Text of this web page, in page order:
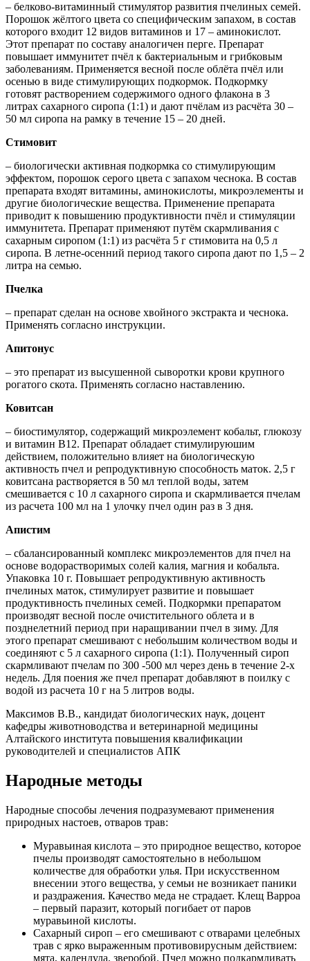
– белково-витаминный стимулятор развития пчелиных семей.
Порошок жёлтого цвета со специфическим запахом, в состав
которого входит 12 видов витаминов и 17 – аминокислот.
Этот препарат по составу аналогичен перге. Препарат
повышает иммунитет пчёл к бактериальным и грибковым
заболеваниям. Применяется весной после облёта пчёл или
осенью в виде стимулирующих подкормок. Подкормку
готовят растворением содержимого одного флакона в 3
литрах сахарного сиропа (1:1) и дают пчёлам из расчёта 30 –
50 мл сиропа на рамку в течение 15 – 20 дней.
Стимовит
– биологически активная подкормка со стимулирующим
эффектом, порошок серого цвета с запахом чеснока. В состав
препарата входят витамины, аминокислоты, микроэлементы и
другие биологические вещества. Применение препарата
приводит к повышению продуктивности пчёл и стимуляции
иммунитета. Препарат применяют путём скармливания с
сахарным сиропом (1:1) из расчёта 5 г стимовита на 0,5 л
сиропа. В летне-осенний период такого сиропа дают по 1,5 – 2
литра на семью.
Пчелка
– препарат сделан на основе хвойного экстракта и чеснока.
Применять согласно инструкции.
Апитонус
– это препарат из высушенной сыворотки крови крупного
рогатого скота. Применять согласно наставлению.
Ковитсан
– биостимулятор, содержащий микроэлемент кобальт, глюкозу
и витамин В12. Препарат обладает стимулируюшим
действием, положительно влияет на биологическую
активность пчел и репродуктивную способность маток. 2,5 г
ковитсана растворяется в 50 мл теплой воды, затем
смешивается с 10 л сахарного сиропа и скармливается пчелам
из расчета 100 мл на 1 улочку пчел один раз в 3 дня.
Апистим
– сбалансированный комплекс микроэлементов для пчел на
основе водорастворимых солей калия, магния и кобальта.
Упаковка 10 г. Повышает репродуктивную активность
пчелиных маток, стимулирует развитие и повышает
продуктивность пчелиных семей. Подкормки препаратом
производят весной после очистительного облета и в
позднелетний период при наращивании пчел в зиму. Для
этого препарат смешивают с небольшим количеством воды и
соединяют с 5 л сахарного сиропа (1:1). Полученный сироп
скармливают пчелам по 300 -500 мл через день в течение 2-х
недель. Для поения же пчел препарат добавляют в поилку с
водой из расчета 10 г на 5 литров воды.
Максимов В.В., кандидат биологических наук, доцент
кафедры животноводства и ветеринарной медицины
Алтайского института повышения квалификации
руководителей и специалистов АПК
Народные методы
Народные способы лечения подразумевают применения
природных настоев, отваров трав:
Муравьиная кислота – это природное вещество, которое
пчелы производят самостоятельно в небольшом
количестве для обработки улья. При искусственном
внесении этого вещества, у семьи не возникает паники
и раздражения. Качество меда не страдает. Клещ Варроа
– первый паразит, который погибает от паров
муравьиной кислоты.
Сахарный сироп – его смешивают с отварами целебных
трав с ярко выраженным противовирусным действием:
мята, календула, зверобой. Пчел можно подкармливать